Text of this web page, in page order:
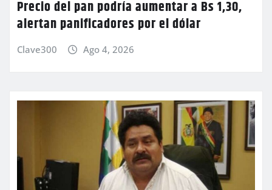
Precio del pan podría aumentar a Bs 1,30,
alertan panificadores por el dólar
Clave300 Ago 4, 2026